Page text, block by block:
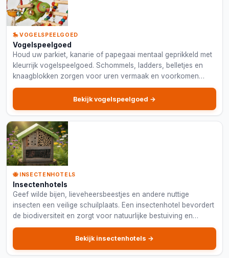
🎠 VOGELSPEELGOED
Vogelspeelgoed
Houd uw parkiet, kanarie of papegaai mentaal geprikkeld met
kleurrijk vogelspeelgoed. Schommels, ladders, belletjes en
knaagblokken zorgen voor uren vermaak en voorkomen
verveling in de kooi.
Bekijk vogelspeelgoed →
🐝 INSECTENHOTELS
Insectenhotels
Geef wilde bijen, lieveheersbeestjes en andere nuttige
insecten een veilige schuilplaats. Een insectenhotel bevordert
de biodiversiteit en zorgt voor natuurlijke bestuiving en
plaagbestrijding in uw tuin.
Bekijk insectenhotels →